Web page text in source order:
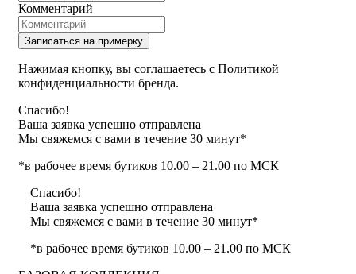
Комментарий
Записаться на примерку
Нажимая кнопку, вы соглашаетесь с Политикой
конфиденциальности бренда.
Спасибо!
Ваша заявка успешно отправлена
Мы свяжемся с вами в течение 30 минут*
*в рабочее время бутиков 10.00 – 21.00 по МСК
Спасибо!
Ваша заявка успешно отправлена
Мы свяжемся с вами в течение 30 минут*
*в рабочее время бутиков 10.00 – 21.00 по МСК